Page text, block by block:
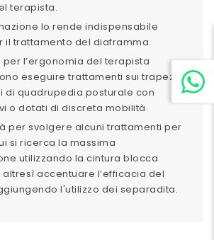
terapista.
lo rende indispensabile
il trattamento del diaframma.
l’ergonomia del terapista
eseguire trattamenti sui trapezi
di quadrupedia posturale con
o dotati di discreta mobilità.
per svolgere alcuni trattamenti per
si ricerca la massima
utilizzando la cintura blocca
altresì accentuare l’efficacia del
l'utilizzo dei separadita.